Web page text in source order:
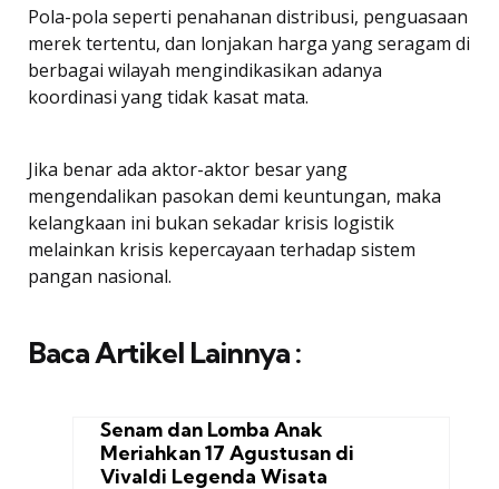
Pola-pola seperti penahanan distribusi, penguasaan
merek tertentu, dan lonjakan harga yang seragam di
berbagai wilayah mengindikasikan adanya
koordinasi yang tidak kasat mata.
Jika benar ada aktor-aktor besar yang
mengendalikan pasokan demi keuntungan, maka
kelangkaan ini bukan sekadar krisis logistik
melainkan krisis kepercayaan terhadap sistem
pangan nasional.
Baca Artikel Lainnya :
Senam dan Lomba Anak
Meriahkan 17 Agustusan di
Vivaldi Legenda Wisata